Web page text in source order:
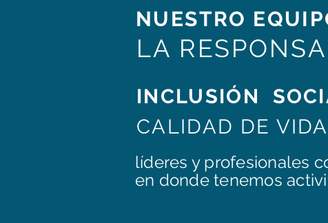
LA
NUESTRO
INCLUSIÓN
CALIDAD DE VIDA
líderes y profesionales
en donde tenemos